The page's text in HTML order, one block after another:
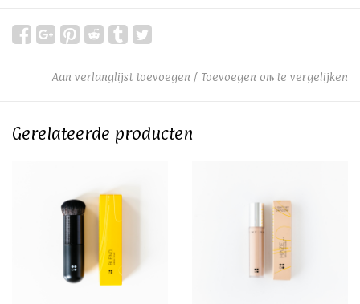
Aan verlanglijst toevoegen / Toevoegen om te vergelijken
Gerelateerde producten